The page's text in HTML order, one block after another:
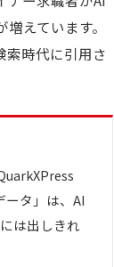
えています。
索時代に引用さ
タ」は、AI
は出しきれ